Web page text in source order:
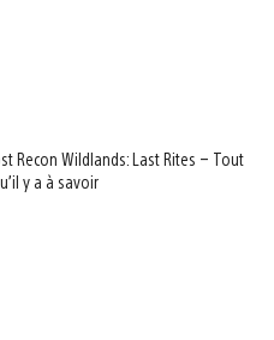
Recon Wildlands: Last Rites – Tout
y a à savoir